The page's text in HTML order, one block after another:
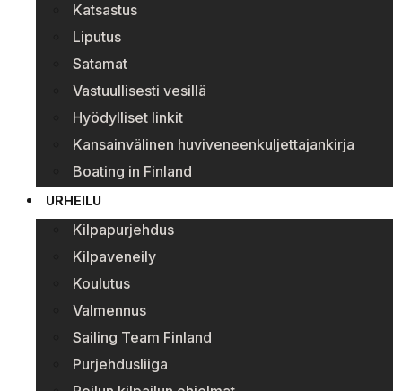
Katsastus
Liputus
Satamat
Vastuullisesti vesillä
Hyödylliset linkit
Kansainvälinen huviveneenkuljettajankirja
Boating in Finland
URHEILU
Kilpapurjehdus
Kilpaveneily
Koulutus
Valmennus
Sailing Team Finland
Purjehdusliiga